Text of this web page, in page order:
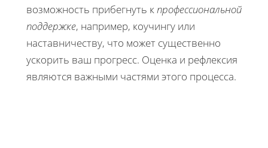
возможность прибегнуть кпрофессиональной
поддержке, например, коучингу или
наставничеству, что может существенно
ускорить ваш прогресс. Оценка и рефлексия
являются важными частями этого процесса.